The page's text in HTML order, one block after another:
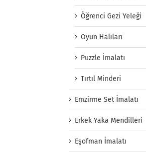
Öğrenci Gezi Yeleği
Oyun Halıları
Puzzle İmalatı
Tırtıl Minderi
Emzirme Set İmalatı
Erkek Yaka Mendilleri
Eşofman İmalatı